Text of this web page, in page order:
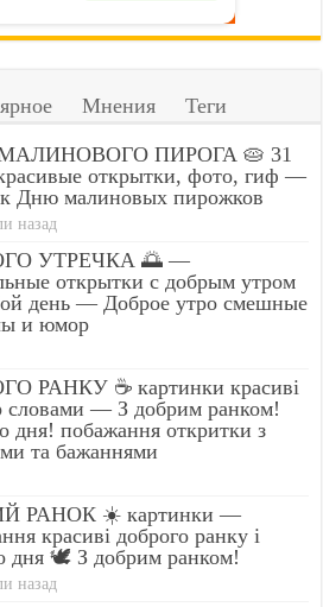
Мнения Теги
ПИРОГА 🥧 31
открытки, фото, гиф —
Дню малиновых пирожков
назад
УТРЕЧКА 🌅 —
открытки с добрым утром
день — Доброе утро смешные
и юмор
РАНКУ ☕ картинки красиві
словами — З добрим ранком!
дня! побажання откритки з
та бажаннями
РАНОК ☀️ картинки —
красиві доброго ранку і
дня 🕊️ З добрим ранком!
назад